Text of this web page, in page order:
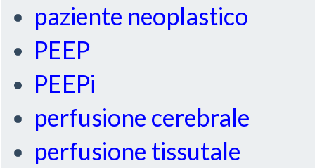
paziente neoplastico
PEEP
PEEPi
perfusione cerebrale
perfusione tissutale